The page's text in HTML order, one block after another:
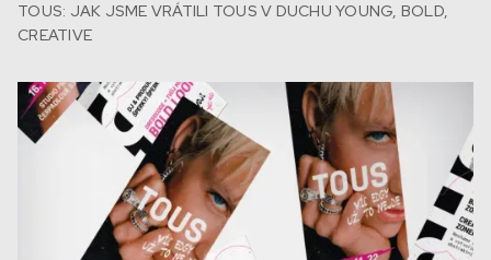
TOUS: JAK JSME VRÁTILI TOUS V DUCHU YOUNG, BOLD,
CREATIVE